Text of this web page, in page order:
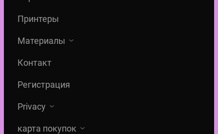
Принтеры
Материалы
Контакт
Регистрация
Privacy
карта покупок